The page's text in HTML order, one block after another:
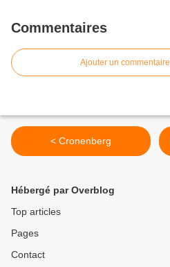
Commentaires
Ajouter un commentaire
< Cronenberg
Hébergé par Overblog
Top articles
Pages
Contact